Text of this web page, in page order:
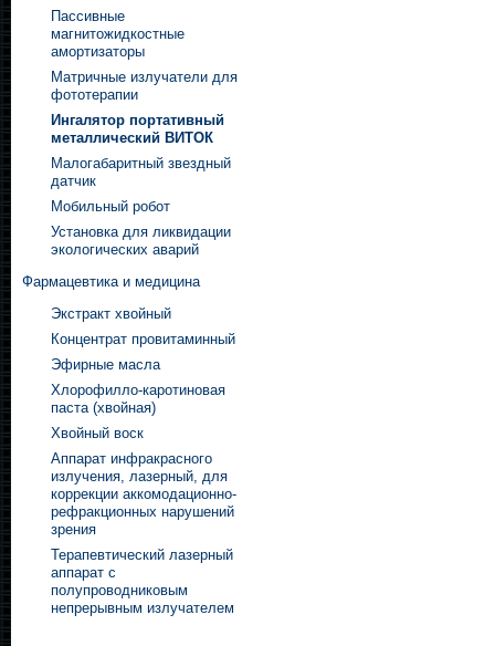
Пассивные
магнитожидкостные
амортизаторы
Матричные излучатели для
фототерапии
Ингалятор портативный
металлический ВИТОК
Малогабаритный звездный
датчик
Мобильный робот
Установка для ликвидации
экологических аварий
Фармацевтика и медицина
Экстракт хвойный
Концентрат провитаминный
Эфирные масла
Хлорофилло-каротиновая
паста (хвойная)
Хвойный воск
Аппарат инфракрасного
излучения, лазерный, для
коррекции аккомодационно-
рефракционных нарушений
зрения
Терапевтический лазерный
аппарат с
полупроводниковым
непрерывным излучателем